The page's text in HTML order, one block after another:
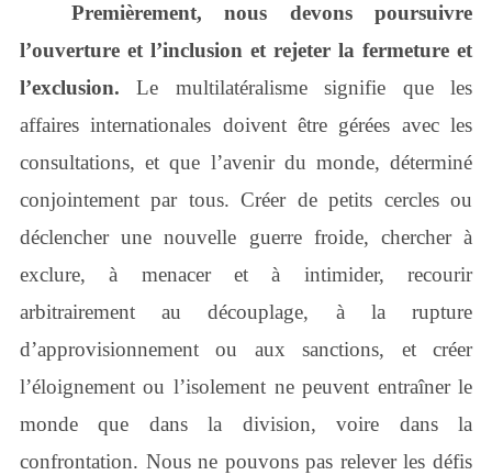
Premièrement, nous devons poursuivre
l’ouverture et l’inclusion et rejeter la fermeture et
l’exclusion. Le multilatéralisme signifie que les
affaires internationales doivent être gérées avec les
consultations, et que l’avenir du monde, déterminé
conjointement par tous. Créer de petits cercles ou
déclencher une nouvelle guerre froide, chercher à
exclure, à menacer et à intimider, recourir
arbitrairement au découplage, à la rupture
d’approvisionnement ou aux sanctions, et créer
l’éloignement ou l’isolement ne peuvent entraîner le
monde que dans la division, voire dans la
confrontation. Nous ne pouvons pas relever les défis